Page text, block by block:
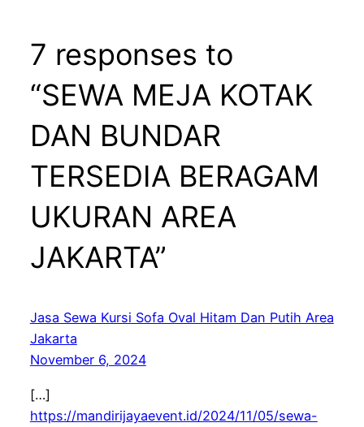
7 responses to
“SEWA MEJA KOTAK
DAN BUNDAR
TERSEDIA BERAGAM
UKURAN AREA
JAKARTA”
Jasa Sewa Kursi Sofa Oval Hitam Dan Putih Area
Jakarta
November 6, 2024
[…]
https://mandirijayaevent.id/2024/11/05/sewa-